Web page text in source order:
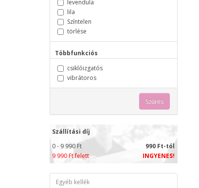
levendula
lila
Színtelen
törlése
Többfunkciós
csiklóizgatós
vibrátoros
Szűrés
Szállítási díj
0 - 9 990 Ft
990 Ft-tól
9 990 Ft felett
INGYENES!
Egyéb kellék